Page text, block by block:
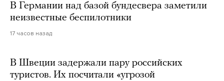
В Германии над базой бундесвера заметили
неизвестные беспилотники
17 часов назад
В Швеции задержали пару российских
туристов. Их посчитали «угрозой